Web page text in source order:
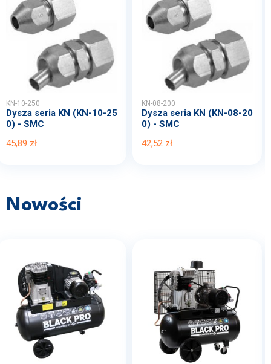
KN-10-250
Dysza seria KN (KN-10-25
0) - SMC
45,89 zł
KN-08-200
Dysza seria KN (KN-08-20
0) - SMC
42,52 zł
Nowości